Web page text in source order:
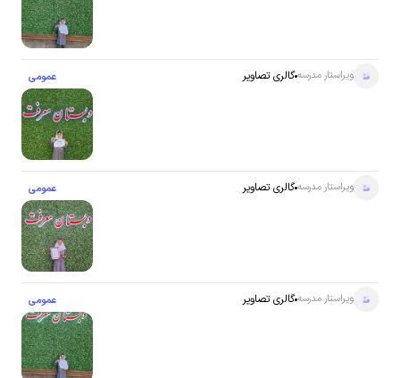
ویراستار مدرسهگالری تصاویر عمومی
ویراستار مدرسهگالری تصاویر عمومی
ویراستار مدرسهگالری تصاویر عمومی